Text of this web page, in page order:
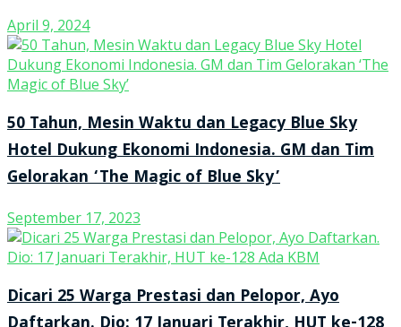
April 9, 2024
50 Tahun, Mesin Waktu dan Legacy Blue Sky
Hotel Dukung Ekonomi Indonesia. GM dan Tim
Gelorakan ‘The Magic of Blue Sky’
September 17, 2023
Dicari 25 Warga Prestasi dan Pelopor, Ayo